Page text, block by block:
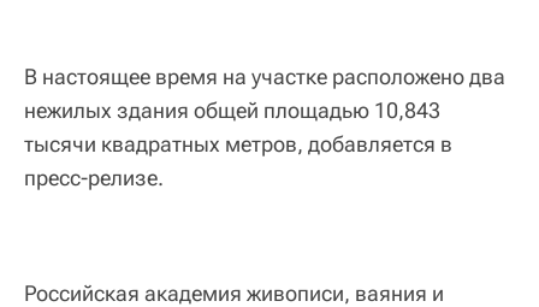
В настоящее время на участке расположено два
нежилых здания общей площадью 10,843
тысячи квадратных метров, добавляется в
пресс-релизе.
Российская академия живописи, ваяния и